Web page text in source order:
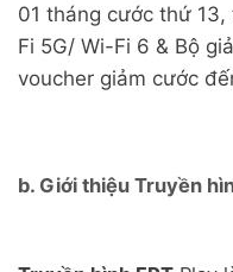
01 tháng cước thứ
Fi 5G/ Wi-Fi 6 & Bộ
voucher giảm cước
b. Giới thiệu Truyền